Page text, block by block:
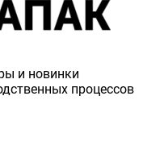
и новинки
процессов